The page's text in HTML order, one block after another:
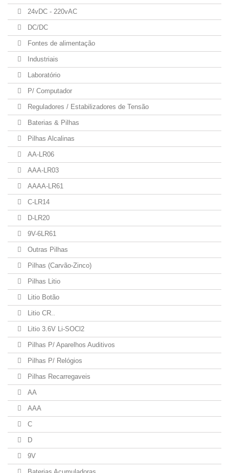
24vDC - 220vAC
DC/DC
Fontes de alimentação
Industriais
Laboratório
P/ Computador
Reguladores / Estabilizadores de Tensão
Baterias & Pilhas
Pilhas Alcalinas
AA-LR06
AAA-LR03
AAAA-LR61
C-LR14
D-LR20
9V-6LR61
Outras Pilhas
Pilhas (Carvão-Zinco)
Pilhas Litio
Litio Botão
Litio CR..
Litio 3.6V Li-SOCl2
Pilhas P/ Aparelhos Auditivos
Pilhas P/ Relógios
Pilhas Recarregaveis
AA
AAA
C
D
9V